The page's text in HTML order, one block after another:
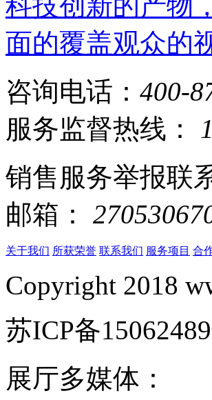
科技创新的产物
面的覆盖观众的
咨询电话： 400-
服务监督热线：
销售服务举报联
邮箱：
关于我们 所获荣誉 联系我们 服务项目 合
Copyright 2018
苏ICP备
展厅多媒体：